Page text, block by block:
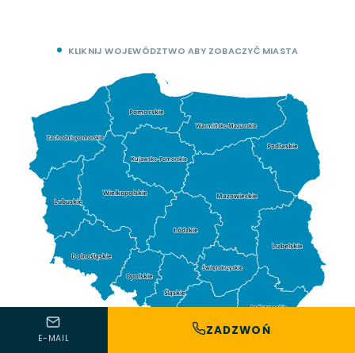
KLIKNIJ WOJEWÓDZTWO ABY ZOBACZYĆ MIASTA
Dolnośląskie
Kujawsko-Pomorskie
Łódzkie
Lubelskie
Lubuskie
Mazowieckie
Opolskie
Podkarpackie
Podlaskie
Pomorskie
Śląskie
Świętokrzyskie
Warmińsko-Mazurskie
Wielkopolskie
Zachodniopomorskie
E-MAIL
ZADZWOŃ